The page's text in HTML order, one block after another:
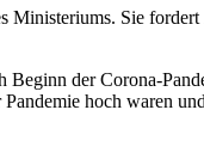
Ministeriums. Sie
der Corona-
hoch waren